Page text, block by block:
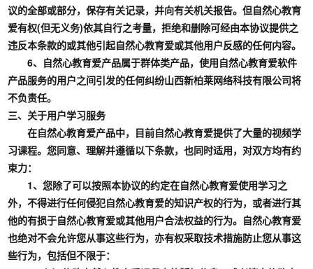
议的全部或部分，保存有关记录，并向有关机关报告。但自然心教育
爱有权(但无义务)依其自行之考量，拒绝和删除可经由本协议提供之
违反本条款的或其他引起自然心教育爱或其他用户反感的任何内容。
6、自然心教育爱产品属于群体类产品，使用自然心教育爱软件
产品服务的用户之间引发的任何纠纷山西新柏莱网络科技有限公司将
不负责任。
三、关于用户学习服务
在自然心教育爱产品中，目前自然心教育爱提供了大量的视频学
习课程。您同意、理解并遵循以下条款，也同时适用，对双方均有约
束力：
1、您除了可以按照本协议的约定在自然心教育爱使用学习之
外，不得进行任何侵犯自然心教育爱的知识产权的行为，或者进行其
他的有损于自然心教育爱或其他用户合法权益的行为。自然心教育爱
也绝对不会允许您从事这些行为，亦有权采取技术措施防止您从事这
些行为，包括但不限于：